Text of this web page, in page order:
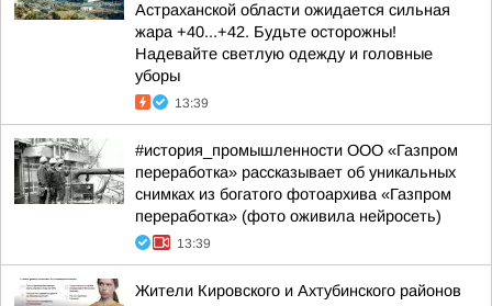
Астраханской области ожидается сильная
жара +40...+42. Будьте осторожны!
Надевайте светлую одежду и головные
уборы
13:39
#история_промышленности ООО «Газпром
переработка» рассказывает об уникальных
снимках из богатого фотоархива «Газпром
переработка» (фото оживила нейросеть)
13:39
Жители Кировского и Ахтубинского районов